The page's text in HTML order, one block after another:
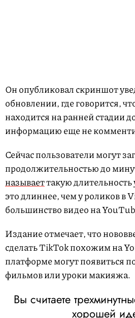
Он опубликовал скриншот
обновлении, где говорится,
находится на ранней стадии
информацию еще не
Сейчас пользователи могут
продолжительностью до
называеттакую
это длиннее, чем у роликов в
большинство видео на
Издание отмечает, что
сделать TikTok похожим на
платформе могут появиться
фильмов или уроки макияжа.
Вы считаете
хорошей